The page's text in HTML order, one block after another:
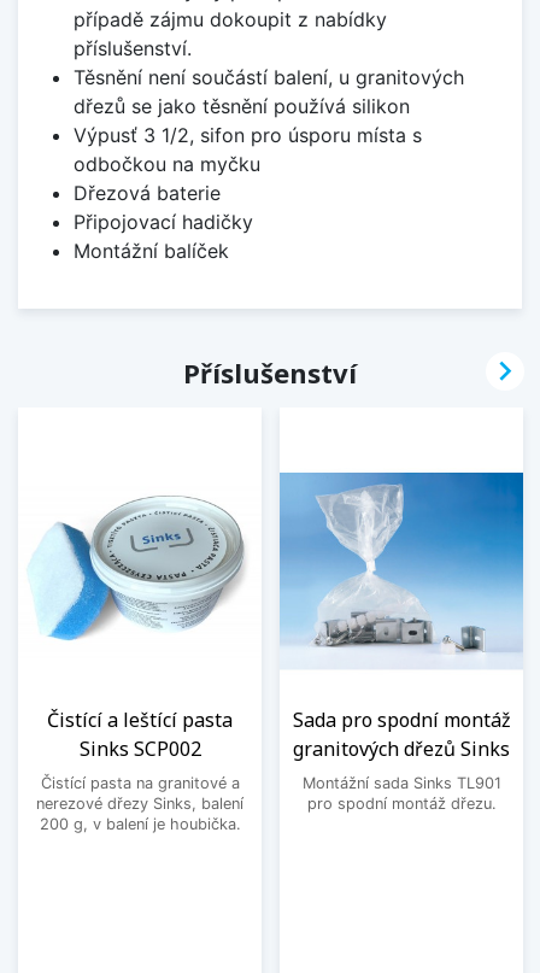
případě zájmu dokoupit z nabídky
příslušenství.
Těsnění není součástí balení, u granitových
dřezů se jako těsnění používá silikon
Výpusť 3 1/2, sifon pro úsporu místa s
odbočkou na myčku
Dřezová baterie
Připojovací hadičky
Montážní balíček
Příslušenství
Čistící a leštící pasta
Sinks SCP002
Čistící pasta na granitové a
nerezové dřezy Sinks, balení
200 g, v balení je houbička.
Sada pro spodní montáž
granitových dřezů Sinks
Montážní sada Sinks TL901
pro spodní montáž dřezu.
